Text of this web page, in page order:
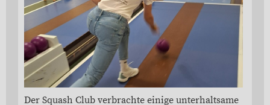
Der Squash Club verbrachte einige unterhaltsame